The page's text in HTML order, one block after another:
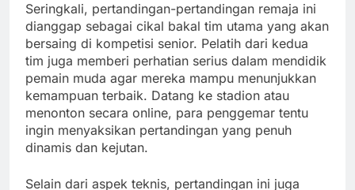
Seringkali, pertandingan-pertandingan remaja ini
dianggap sebagai cikal bakal tim utama yang akan
bersaing di kompetisi senior. Pelatih dari kedua
tim juga memberi perhatian serius dalam mendidik
pemain muda agar mereka mampu menunjukkan
kemampuan terbaik. Datang ke stadion atau
menonton secara online, para penggemar tentu
ingin menyaksikan pertandingan yang penuh
dinamis dan kejutan.
Selain dari aspek teknis, pertandingan ini juga